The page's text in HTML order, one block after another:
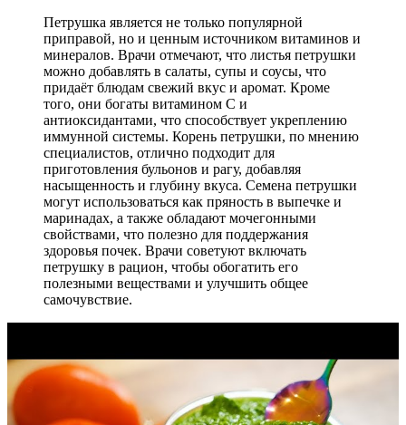
Петрушка является не только популярной
приправой, но и ценным источником витаминов и
минералов. Врачи отмечают, что листья петрушки
можно добавлять в салаты, супы и соусы, что
придаёт блюдам свежий вкус и аромат. Кроме
того, они богаты витамином C и
антиоксидантами, что способствует укреплению
иммунной системы. Корень петрушки, по мнению
специалистов, отлично подходит для
приготовления бульонов и рагу, добавляя
насыщенность и глубину вкуса. Семена петрушки
могут использоваться как пряность в выпечке и
маринадах, а также обладают мочегонными
свойствами, что полезно для поддержания
здоровья почек. Врачи советуют включать
петрушку в рацион, чтобы обогатить его
полезными веществами и улучшить общее
самочувствие.